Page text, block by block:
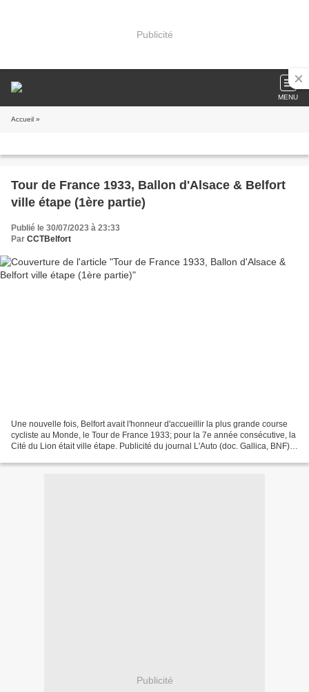
Publicité
MENU
Accueil »
Tour de France 1933, Ballon d'Alsace & Belfort
ville étape (1ère partie)
Publié le 30/07/2023 à 23:33
Par CCTBelfort
Une nouvelle fois, Belfort avait l'honneur d'accueillir la plus grande course
cycliste au Monde, le Tour de France 1933; pour la 7e année consécutive, la
Cité du Lion était ville étape. Publicité du journal L'Auto (doc. Gallica, BNF)
Publicité